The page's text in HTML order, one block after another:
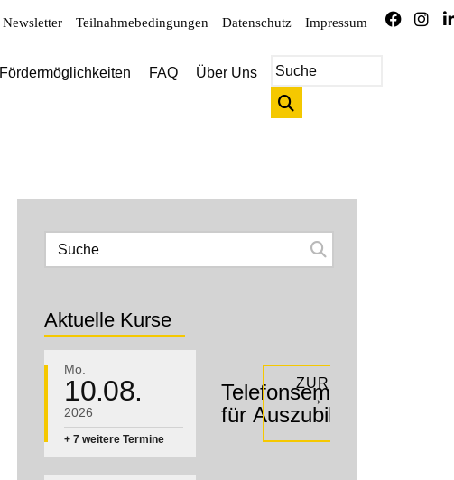
Newsletter Teilnahmebedingungen Datenschutz Impressum
Fördermöglichkeiten FAQ Über Uns
Aktuelle Kurse
Mo.
10.08.
2026
+ 7 weitere Termine
Telefonseminar
für Auszubildende
ZUR
→